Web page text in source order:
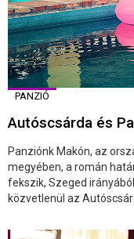
PANZIÓ
Autóscsárda és
Panziónk Makón, az
megyében, a román
fekszik, Szeged
közvetlenül az